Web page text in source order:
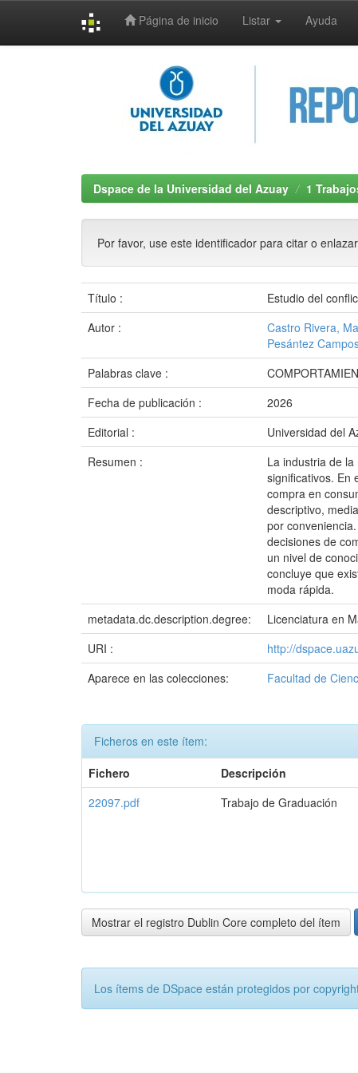
Página de inicio Listar Ayuda
Dspace de la Universidad del Azuay 1
Por favor, use este identificador para citar o
Título :
Estudio del
Autor :
Castro Rivera,
Pesántez
Palabras clave :
Fecha de publicación :
2026
Editorial :
Universidad del
Resumen :
La industria de
significativos. En
compra en
descriptivo,
por
decisiones de
un nivel de
concluye que
moda rápida.
metadata.dc.description.degree:
Licenciatura en
URI :
http://
Aparece en las colecciones:
Facultad de
Ficheros en este ítem:
Fichero
Descripción
22097.pdf
Trabajo de Graduación
Mostrar el registro Dublin Core completo del ítem
Los ítems de DSpace están protegidos por